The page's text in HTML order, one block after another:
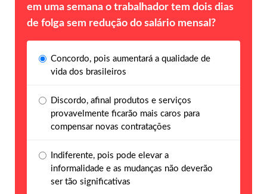
em uma semana o trabalhador tem dois dias
de folga sem redução do salário mensal?
Concordo, pois aumentará a qualidade de
vida dos brasileiros
Discordo, afinal produtos e serviços
provavelmente ficarão mais caros para
compensar novas contratações
Indiferente, pois pode elevar a
informalidade e as mudanças não deverão
ser tão significativas